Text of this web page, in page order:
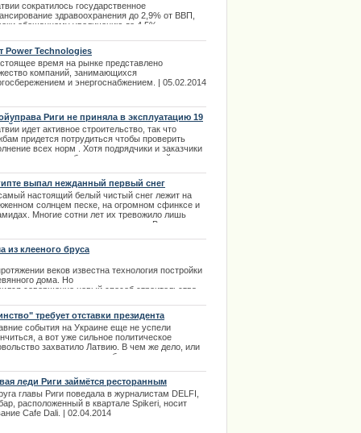
сократилось государственное
здравоохранения до 2,9% от ВВП,
обещанному увеличению до 4,5%.
Power Technologies
время на рынке представлено
компаний, занимающихся
и энергоснабжением. | 05.02.2014
Риги не приняла в эксплуатацию 19
идет активное строительство, так что
придется потрудиться чтобы проверить
всех норм . Хотя подрядчики и заказчики
считают подобные замеры излишней
выпал нежданный первый снег
настоящий белый чистый снег лежит на
солнцем песке, на огромном сфинксе и
Многие сотни лет их тревожило лишь
которым там никого не удивить. Все ныне
событие отразилось на жизни всех
из клееного бруса
веков известна технология постройки
дома. Но
совершенно новый способ строительства.
по совершенно новой технологии
требует отставки президента
события на Украине еще не успели
а вот уже сильное политическое
захватило Латвию. В чем же дело, или
и партии всех стран выбрали это время для
леди Риги займётся ресторанным
главы Риги поведала в журналистам DELFI,
расположенный в квартале Spikeri, носит
Cafe Dali. | 02.04.2014